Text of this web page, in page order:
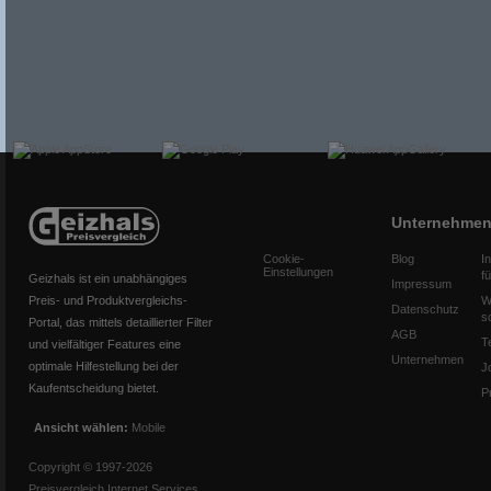
Geizhals ist ein unabhängiges
Preis- und Produktvergleichs-
Portal, das mittels detaillierter Filter
und vielfältiger Features eine
optimale Hilfestellung bei der
Kaufentscheidung bietet.
Ansicht wählen: Mobile
Copyright © 1997-2026
Cookie-
Einstellungen
Unternehmen
Blog
Impressum
Datenschutz
AGB
Unternehmen